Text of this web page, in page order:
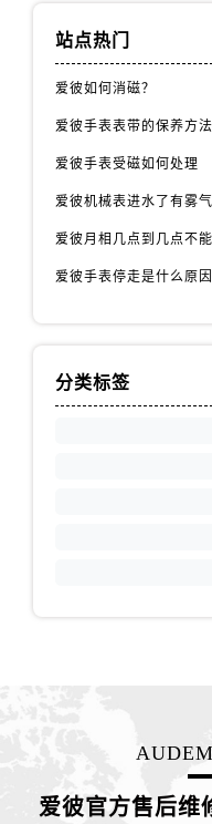
站点热门
爱彼如何消磁？
爱彼手表表带的保养方法
爱彼手表受磁如何处理
分类标签
爱彼官方售后维